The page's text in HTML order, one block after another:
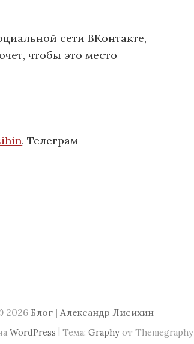
сети ВКонтакте,
чтобы это место
, Телеграм
2026 Блог | Александр Лисихин
WordPress | Тема: Graphyот Themegraphy